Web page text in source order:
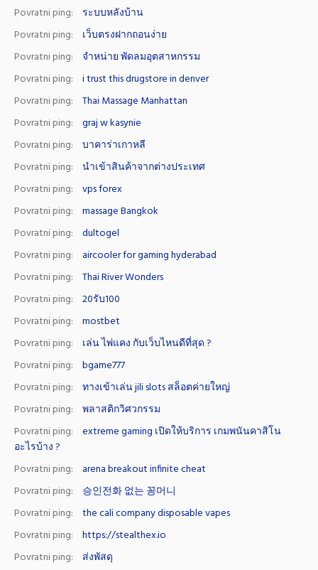
Povratni ping:
ระบบหลังบ้าน
Povratni ping:
เว็บตรงฝากถอนง่าย
Povratni ping:
จำหน่าย พัดลมอุตสาหกรรม
Povratni ping:
i trust this drugstore in denver
Povratni ping:
Thai Massage Manhattan
Povratni ping:
graj w kasynie
Povratni ping:
บาคาร่าเกาหลี
Povratni ping:
นำเข้าสินค้าจากต่างประเทศ
Povratni ping:
vps forex
Povratni ping:
massage Bangkok
Povratni ping:
dultogel
Povratni ping:
aircooler for gaming hyderabad
Povratni ping:
Thai River Wonders
Povratni ping:
20รับ100
Povratni ping:
mostbet
Povratni ping:
เล่น ไพ่แคง กับเว็บไหนดีที่สุด ?
Povratni ping:
bgame777
Povratni ping:
ทางเข้าเล่น jili slots สล็อตค่ายใหญ่
Povratni ping:
พลาสติกวิศวกรรม
Povratni ping:
extreme gaming เปิดให้บริการ เกมพนันคาสิโน
อะไรบ้าง ?
Povratni ping:
arena breakout infinite cheat
Povratni ping:
승인전화 없는 꽁머니
Povratni ping:
the cali company disposable vapes
Povratni ping:
https://stealthex.io
Povratni ping:
ส่งพัสดุ